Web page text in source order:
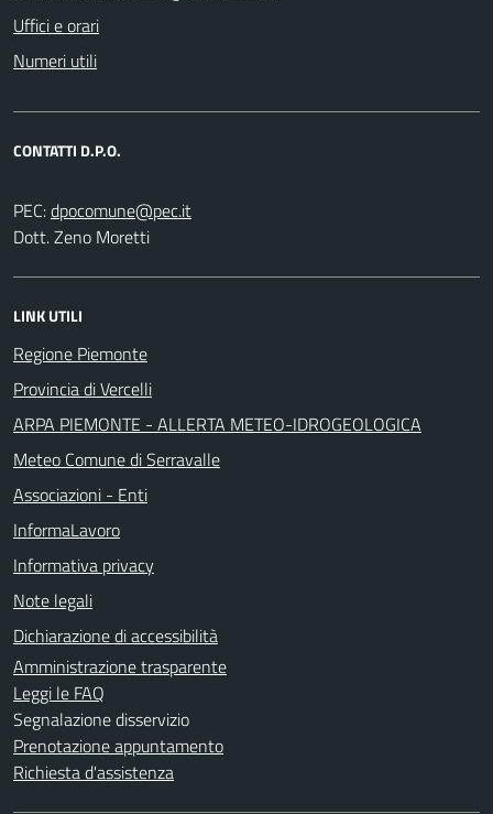
Uffici e orari
Numeri utili
CONTATTI D.P.O.
PEC:
Dott. Zeno Moretti
LINK UTILI
Regione Piemonte
Provincia di Vercelli
ARPA PIEMONTE - ALLERTA METEO-IDROGEOLOGICA
Meteo Comune di Serravalle
Associazioni - Enti
InformaLavoro
Informativa privacy
Note legali
Dichiarazione di accessibilità
Amministrazione trasparente
Leggi le FAQ
Segnalazione disservizio
Prenotazione appuntamento
Richiesta d'assistenza